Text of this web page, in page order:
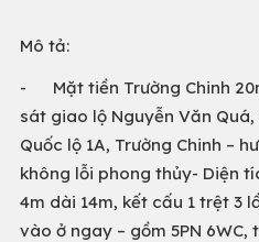
Mô tả:
- Mặt tiền Trường Chinh
sát giao lộ Nguyễn Văn Quá,
Quốc lộ 1A, Trường Chinh –
không lỗi phong thủy- Diện
4m dài 14m, kết cấu 1 trệt 3
vào ở ngay – gồm 5PN